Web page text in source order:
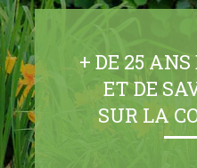
+ DE 25
ET DE
SUR LA